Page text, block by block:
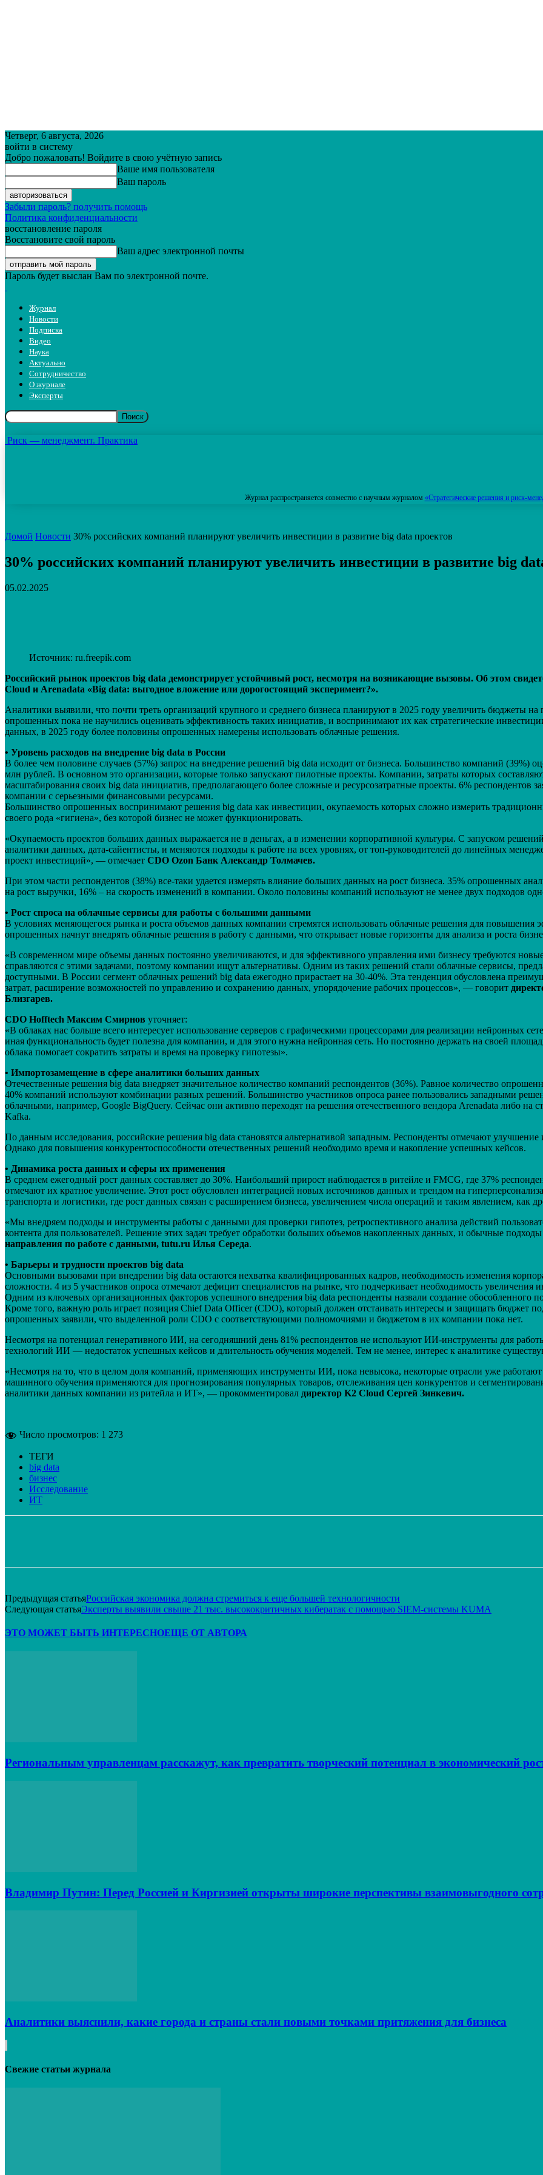
Четверг, 6 августа, 2026
войти в систему
Добро пожаловать! Войдите в свою учётную запись
Ваше имя пользователя
Ваш пароль
Забыли пароль? получить помощь
Политика конфиденциальности
восстановление пароля
Восстановите свой пароль
Ваш адрес электронной почты
Пароль будет выслан Вам по электронной почте.
Журнал
Новости
Подписка
Видео
Наука
Актуально
Сотрудничество
О журнале
Эксперты
Риск — менеджмент. Практика
Журнал распространяется совместно с научным журналом «Стратегические решения и риск-
Домой Новости 30% российских компаний планируют увеличить инвестиции в развитие big data проектов
30% российских компаний планируют увеличить инвестиции в развитие big
05.02.2025
Источник: ru.freepik.com
Российский рынок проектов big data демонстрирует устойчивый рост, несмотря на возникающие вызовы. Об этом
Cloud и Arenadata «Big data: выгодное вложение или дорогостоящий эксперимент?».
Аналитики выявили, что почти треть организаций крупного и среднего бизнеса планируют в 2025 году увеличить бюджеты
опрошенных пока не научились оценивать эффективность таких инициатив, и воспринимают их как стратегические
данных, в 2025 году более половины опрошенных намерены использовать облачные решения.
• Уровень расходов на внедрение big data в России
В более чем половине случаев (57%) запрос на внедрение решений big data исходит от бизнеса. Большинство компаний (39%)
млн рублей. В основном это организации, которые только запускают пилотные проекты. Компании, затраты которых
масштабирования своих big data инициатив, предполагающего более сложные и ресурсозатратные проекты. 6% респондентов
компании с серьезными финансовыми ресурсами.
Большинство опрошенных воспринимают решения big data как инвестиции, окупаемость которых сложно измерить
своего рода «гигиена», без которой бизнес не может функционировать.
«Окупаемость проектов больших данных выражается не в деньгах, а в изменении корпоративной культуры. С запуском
аналитики данных, дата-сайентисты, и меняются подходы к работе на всех уровнях, от топ-руководителей до линейных
проект инвестиций», — отмечает CDO Ozon Банк Александр Толмачев.
При этом части респондентов (38%) все-таки удается измерять влияние больших данных на рост бизнеса. 35% опрошенных
на рост выручки, 16% – на скорость изменений в компании. Около половины компаний используют не менее двух подходов
• Рост спроса на облачные сервисы для работы с большими данными
В условиях меняющегося рынка и роста объемов данных компании стремятся использовать облачные решения для повышения
опрошенных начнут внедрять облачные решения в работу с данными, что открывает новые горизонты для анализа и роста
«В современном мире объемы данных постоянно увеличиваются, и для эффективного управления ими бизнесу требуются
справляются с этими задачами, поэтому компании ищут альтернативы. Одним из таких решений стали облачные сервисы,
доступными. В России сегмент облачных решений big data ежегодно прирастает на 30-40%. Эта тенденция обусловлена
затрат, расширение возможностей по управлению и сохранению данных, упорядочение рабочих процессов», — говорит
Близгарев.
CDO Hofftech Максим Смирнов уточняет:
«В облаках нас больше всего интересует использование серверов с графическими процессорами для реализации нейронных
иная функциональность будет полезна для компании, и для этого нужна нейронная сеть. Но постоянно держать на своей
облака помогает сократить затраты и время на проверку гипотезы».
• Импортозамещение в сфере аналитики больших данных
Отечественные решения big data внедряет значительное количество компаний респондентов (36%). Равное количество
40% компаний используют комбинации разных решений. Большинство участников опроса ранее пользовались западными
облачными, например, Google BigQuery. Сейчас они активно переходят на решения отечественного вендора Arenadata либо на
Kafka.
По данным исследования, российские решения big data становятся альтернативой западным. Респонденты отмечают
Однако для повышения конкурентоспособности отечественных решений необходимо время и накопление успешных кейсов.
• Динамика роста данных и сферы их применения
В среднем ежегодный рост данных составляет до 30%. Наибольший прирост наблюдается в ритейле и FMCG, где 37%
отмечают их кратное увеличение. Этот рост обусловлен интеграцией новых источников данных и трендом на
транспорта и логистики, где рост данных связан с расширением бизнеса, увеличением числа операций и таким явлением, как
«Мы внедряем подходы и инструменты работы с данными для проверки гипотез, ретроспективного анализа действий
контента для пользователей. Решение этих задач требует обработки больших объемов накопленных данных, и обычные
направления по работе с данными, tutu.ru Илья Середа.
• Барьеры и трудности проектов big data
Основными вызовами при внедрении big data остаются нехватка квалифицированных кадров, необходимость изменения
сложности. 4 из 5 участников опроса отмечают дефицит специалистов на рынке, что подчеркивает необходимость увеличения
Одним из ключевых организационных факторов успешного внедрения big data респонденты назвали создание
Кроме того, важную роль играет позиция Chief Data Officer (CDO), который должен отстаивать интересы и защищать бюджет
опрошенных заявили, что выделенной роли CDO с соответствующими полномочиями и бюджетом в их компании пока нет.
Несмотря на потенциал генеративного ИИ, на сегодняшний день 81% респондентов не используют ИИ-инструменты для
технологий ИИ — недостаток успешных кейсов и длительность обучения моделей. Тем не менее, интерес к аналитике
«Несмотря на то, что в целом доля компаний, применяющих инструменты ИИ, пока невысока, некоторые отрасли уже
машинного обучения применяются для прогнозирования популярных товаров, отслеживания цен конкурентов и
аналитики данных компании из ритейла и ИТ», — прокомментировал директор K2 Cloud Сергей Зинкевич.
Число просмотров: 1 273
ТЕГИ
big data
бизнес
Исследование
ИТ
Предыдущая статьяРоссийская экономика должна стремиться к еще большей технологичности
Следующая статьяЭксперты выявили свыше 21 тыс. высококритичных кибератак с помощью SIEM-системы KUMA
ЭТО МОЖЕТ БЫТЬ ИНТЕРЕСНОЕЩЕ ОТ АВТОРА
Региональным управленцам расскажут, как превратить творческий потенциал в экономический
Владимир Путин: Перед Россией и Киргизией открыты широкие перспективы взаимовыгодного
Аналитики выяснили, какие города и страны стали новыми точками притяжения для бизнеса
Свежие статьи журнала